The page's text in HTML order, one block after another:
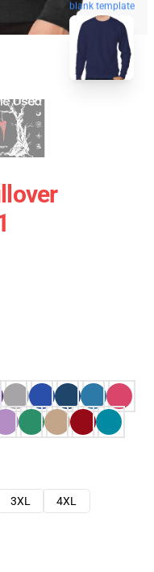
blank template
3XL
4XL